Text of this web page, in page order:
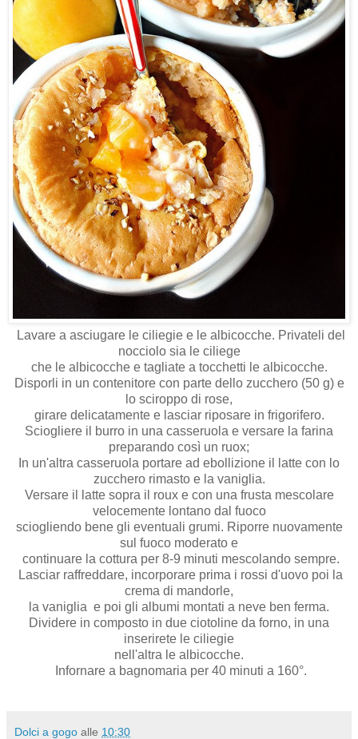
Lavare a asciugare le ciliegie e le albicocche. Privateli del
nocciolo sia le ciliege
che le albicocche e tagliate a tocchetti le albicocche.
Disporli in un contenitore con parte dello zucchero (50 g) e
lo sciroppo di rose,
girare delicatamente e lasciar riposare in frigorifero.
Sciogliere il burro in una casseruola e versare la farina
preparando così un ruox;
In un'altra casseruola portare ad ebollizione il latte con lo
zucchero rimasto e la vaniglia.
Versare il latte sopra il roux e con una frusta mescolare
velocemente lontano dal fuoco
sciogliendo bene gli eventuali grumi. Riporre nuovamente
sul fuoco moderato e
continuare la cottura per 8-9 minuti mescolando sempre.
Lasciar raffreddare, incorporare prima i rossi d'uovo poi la
crema di mandorle,
la vaniglia e poi gli albumi montati a neve ben ferma.
Dividere in composto in due ciotoline da forno, in una
inserirete le ciliegie
nell'altra le albicocche.
Infornare a bagnomaria per 40 minuti a 160°.
Dolci a gogo alle 10:30